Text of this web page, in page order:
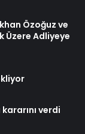
Özoğuz ve
Üzere Adliyeye
verdi